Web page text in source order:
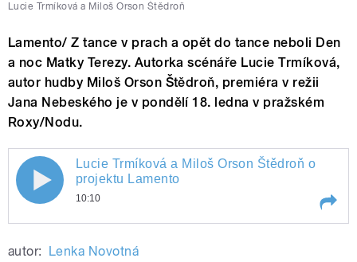
Lucie Trmíková a Miloš Orson Štědroň
Lamento/ Z tance v prach a opět do tance neboli Den
a noc Matky Terezy. Autorka scénáře Lucie Trmíková,
autor hudby Miloš Orson Štědroň, premiéra v režii
Jana Nebeského je v pondělí 18. ledna v pražském
Roxy/Nodu.
Lucie Trmíková a Miloš Orson Štědroň
o projektu Lamento
Lucie Trmíková a Miloš Orson Štědroň o
projektu Lamento
10:10
projektu Lamento
autor: Lenka Novotná